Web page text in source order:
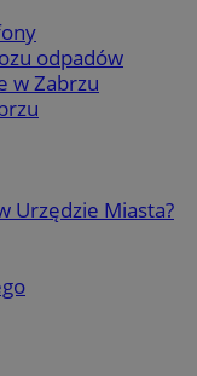
odpadów
w Zabrzu
Urzędzie Miasta?